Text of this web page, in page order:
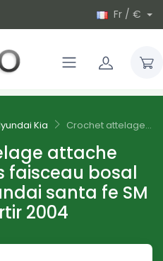
Fr / €
Kia Crochet attelage...
attache
faisceau bosal
santa fe SM
2004